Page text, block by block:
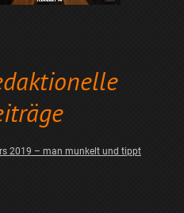
2019 – man munkelt und tippt